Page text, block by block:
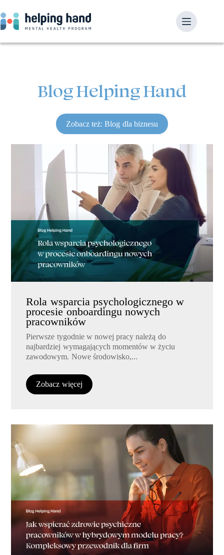
Blog Helping Hand
Zobacz też: Blog dla biznesu
Rola wsparcia psychologicznego w
procesie onboardingu nowych
pracowników
Pierwsze tygodnie w nowej pracy należą do
najbardziej wymagających momentów w życiu
zawodowym. Nowe środowisko,...
Zobacz więcej